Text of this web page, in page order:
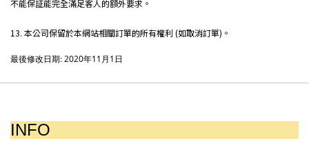
不能保証能完全滿足客人的額外要求。
13. 本公司保留於本網站相關訂單的所有權利 (如取消訂單)。
最後修改日期: 2020年11月1日
INFO